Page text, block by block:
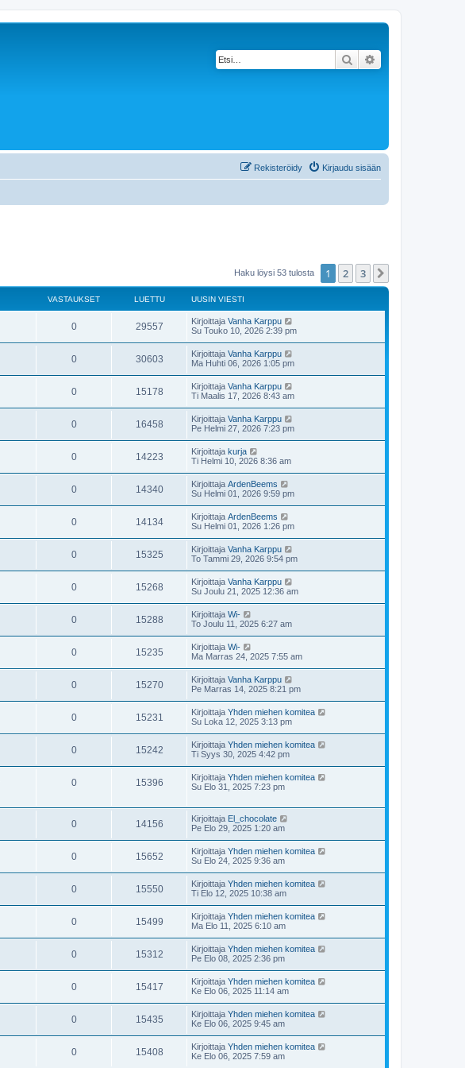
Etsi
Kirjaudu sisään
Rekisteröidy
Haku löysi 53 tulosta 1 2 3
VASTAUKSET LUETTU UUSIN VIESTI
0 29557 Kirjoittaja Vanha Karppu
Su Touko 10, 2026 2:39 pm
0 30603 Kirjoittaja Vanha Karppu
Ma Huhti 06, 2026 1:05 pm
0 15178 Kirjoittaja Vanha Karppu
Ti Maalis 17, 2026 8:43 am
0 16458 Kirjoittaja Vanha Karppu
Pe Helmi 27, 2026 7:23 pm
0 14223 Kirjoittaja kurja
Ti Helmi 10, 2026 8:36 am
0 14340 Kirjoittaja ArdenBeems
Su Helmi 01, 2026 9:59 pm
0 14134 Kirjoittaja ArdenBeems
Su Helmi 01, 2026 1:26 pm
0 15325 Kirjoittaja Vanha Karppu
To Tammi 29, 2026 9:54 pm
0 15268 Kirjoittaja Vanha Karppu
Su Joulu 21, 2025 12:36 am
0 15288 Kirjoittaja Wi-
To Joulu 11, 2025 6:27 am
0 15235 Kirjoittaja Wi-
Ma Marras 24, 2025 7:55 am
0 15270 Kirjoittaja Vanha Karppu
Pe Marras 14, 2025 8:21 pm
0 15231 Kirjoittaja Yhden miehen komitea
Su Loka 12, 2025 3:13 pm
0 15242 Kirjoittaja Yhden miehen komitea
Ti Syys 30, 2025 4:42 pm
0 15396 Kirjoittaja Yhden miehen komitea
Su Elo 31, 2025 7:23 pm
0 14156 Kirjoittaja El_chocolate
Pe Elo 29, 2025 1:20 am
0 15652 Kirjoittaja Yhden miehen komitea
Su Elo 24, 2025 9:36 am
0 15550 Kirjoittaja Yhden miehen komitea
Ti Elo 12, 2025 10:38 am
0 15499 Kirjoittaja Yhden miehen komitea
Ma Elo 11, 2025 6:10 am
0 15312 Kirjoittaja Yhden miehen komitea
Pe Elo 08, 2025 2:36 pm
0 15417 Kirjoittaja Yhden miehen komitea
Ke Elo 06, 2025 11:14 am
0 15435 Kirjoittaja Yhden miehen komitea
Ke Elo 06, 2025 9:45 am
0 15408 Kirjoittaja Yhden miehen komitea
Ke Elo 06, 2025 7:59 am